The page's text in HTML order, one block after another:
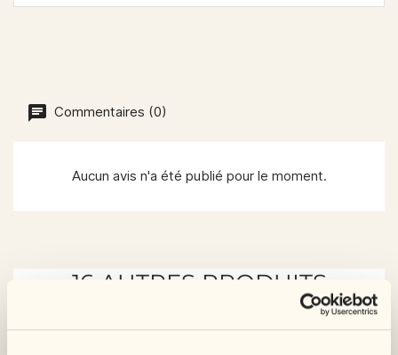
Commentaires (0)
Aucun avis n'a été publié pour le moment.
16 AUTRES PRODUITS
CATÉGORIE :